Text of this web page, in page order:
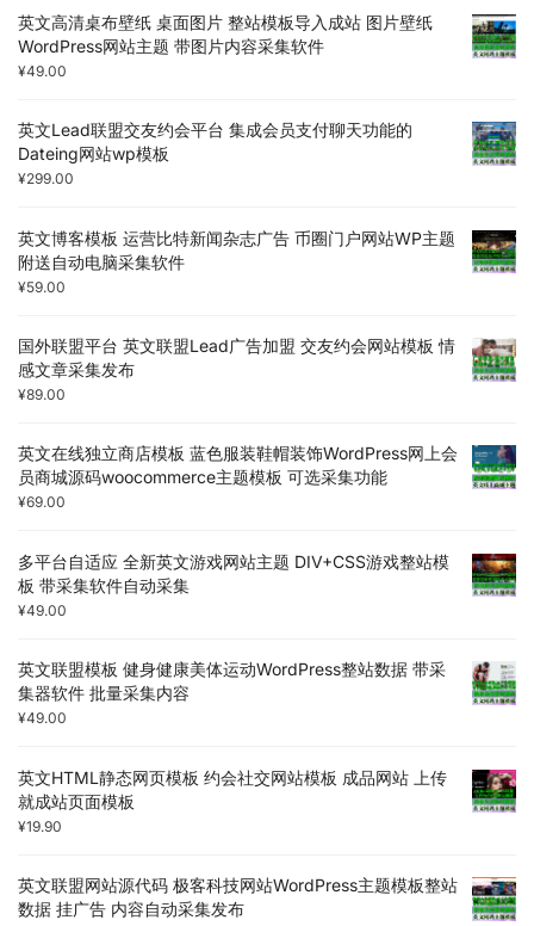
英文高清桌布壁纸 桌面图片 整站模板导入成站 图片壁纸
WordPress网站主题 带图片内容采集软件
¥49.00
英文Lead联盟交友约会平台 集成会员支付聊天功能的
Dateing网站wp模板
¥299.00
英文博客模板 运营比特新闻杂志广告 币圈门户网站WP主题
附送自动电脑采集软件
¥59.00
国外联盟平台 英文联盟Lead广告加盟 交友约会网站模板 情
感文章采集发布
¥89.00
英文在线独立商店模板 蓝色服装鞋帽装饰WordPress网上会
员商城源码woocommerce主题模板 可选采集功能
¥69.00
多平台自适应 全新英文游戏网站主题 DIV+CSS游戏整站模
板 带采集软件自动采集
¥49.00
英文联盟模板 健身健康美体运动WordPress整站数据 带采
集器软件 批量采集内容
¥49.00
英文HTML静态网页模板 约会社交网站模板 成品网站 上传
就成站页面模板
¥19.90
英文联盟网站源代码 极客科技网站WordPress主题模板整站
数据 挂广告 内容自动采集发布